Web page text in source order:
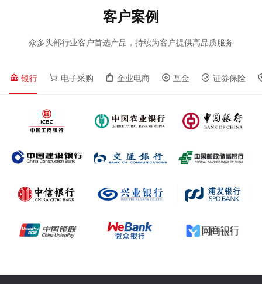
客户案例
众多头部行业客户首选产品，持续为客户提供高品质服务
银行 电子采购 企业电商 互金 证券保险